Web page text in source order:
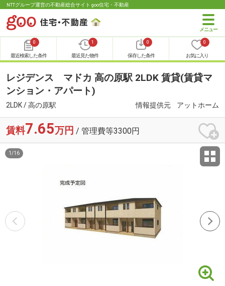
NTTグループ運営の不動産総合サイト goo住宅・不動産
0
最近検索した条件
1
最近見た物件
0
保存した条件
0
お気に入り
レジデンス マドカ 高の原駅 2LDK 賃貸(賃貸マ
ンション・アパート)
2LDK / 高の原駅 情報提供元 アットホーム
賃料7.65万円 / 管理費等3300円
1 /16